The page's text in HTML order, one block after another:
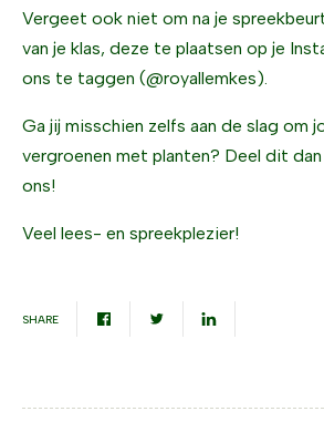
Vergeet ook niet om na je
van je klas, deze te plaatsen op je
ons te taggen (@royallemkes).
Ga jij misschien zelfs aan de slag om
vergroenen met planten? Deel dit
ons!
Veel lees- en spreekplezier!
SHARE